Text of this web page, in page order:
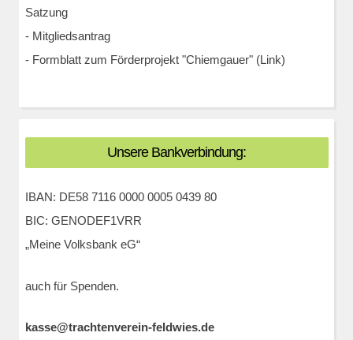
Satzung
- Mitgliedsantrag
- Formblatt zum Förderprojekt "Chiemgauer" (Link)
Unsere Bankverbindung:
IBAN: DE58 7116 0000 0005 0439 80
BIC: GENODEF1VRR
„Meine Volksbank eG“
auch für Spenden.
kasse@trachtenverein-feldwies.de